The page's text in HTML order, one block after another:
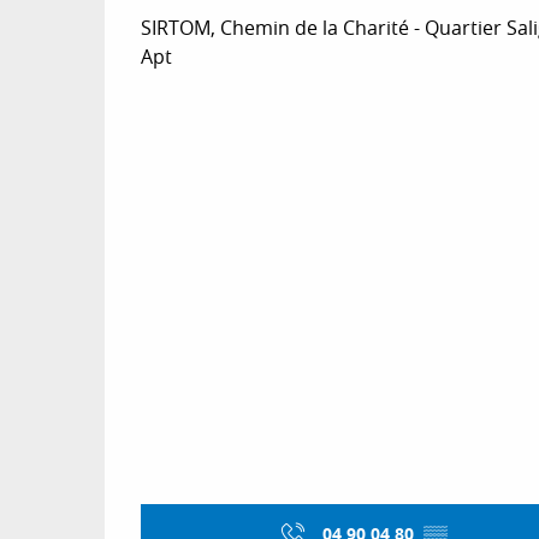
SIRTOM, Chemin de la Charité - Quartier
Apt